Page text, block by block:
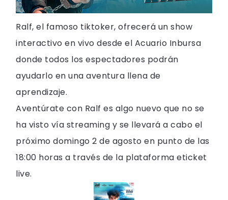
Ralf, el famoso tiktoker, ofrecerá un show
interactivo en vivo desde el Acuario Inbursa
donde todos los espectadores podrán
ayudarlo en una aventura llena de
aprendizaje.
Aventúrate con Ralf es algo nuevo que no se
ha visto vía streaming y se llevará a cabo el
próximo domingo 2 de agosto en punto de las
18:00 horas a través de la plataforma eticket
live.